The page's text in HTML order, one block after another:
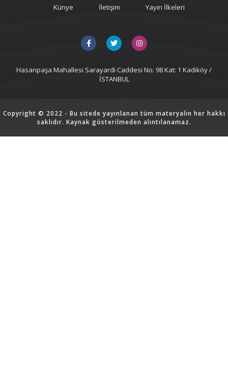
Künye İletişim Yayın İlkeleri
Hasanpaşa Mahallesi Sarayardi Caddesi No: 98 Kat: 1 Kadıköy /
İSTANBUL
Copyright © 2022 - Bu sitede yayınlanan tüm materyalin her hakkı
saklıdır. Kaynak gösterilmeden alıntılanamaz.